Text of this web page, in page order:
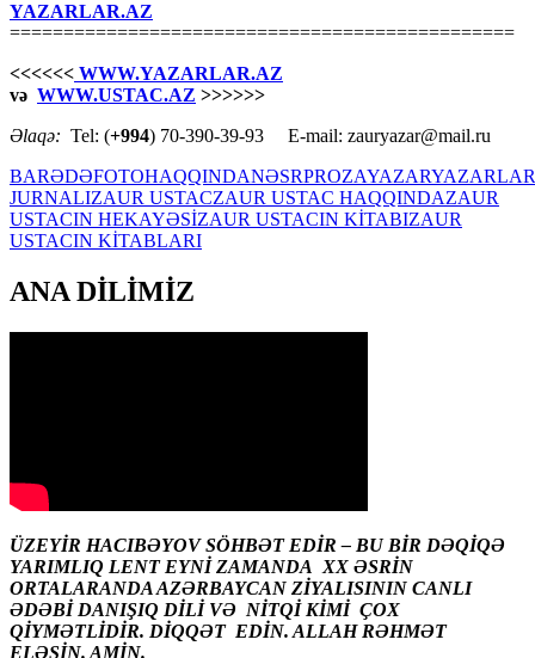
YAZARLAR.AZ
===============================================
<<<<<< WWW.YAZARLAR.AZ
və WWW.USTAC.AZ >>>>>>
Əlaqə: Tel: (+994) 70-390-39-93 E-mail: zauryazar@mail.ru
BARƏDƏFOTOHAQQINDANƏSRPROZAYAZARYAZARLAR
JURNALIZAUR USTACZAUR USTAC HAQQINDAZAUR
USTACIN HEKAYƏSİZAUR USTACIN KİTABIZAUR
USTACIN KİTABLARI
ANA DİLİMİZ
ÜZEYİR HACIBƏYOV SÖHBƏT EDİR – BU BİR DƏQİQƏ
YARIMLIQ LENT EYNİ ZAMANDA XX ƏSRİN
ORTALARANDA AZƏRBAYCAN ZİYALISININ CANLI
ƏDƏBİ DANIŞIQ DİLİ VƏ NİTQİ KİMİ ÇOX
QİYMƏTLİDİR. DİQQƏT EDİN. ALLAH RƏHMƏT
ELƏSİN. AMİN.